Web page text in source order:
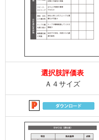
選択肢評価表
Ａ４サイズ